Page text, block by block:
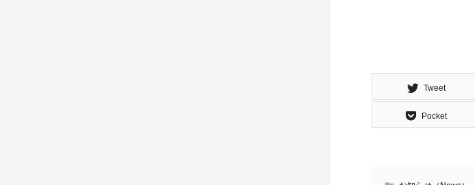
Tweet
Pocket